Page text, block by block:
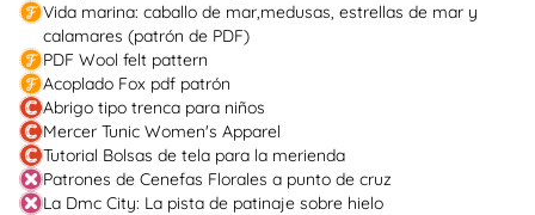
Vida marina: caballo de mar,medusas, estrellas de mar y
calamares (patrón de PDF)
PDF Wool felt pattern
Acoplado Fox pdf patrón
Abrigo tipo trenca para niños
Mercer Tunic Women's Apparel
Tutorial Bolsas de tela para la merienda
Patrones de Cenefas Florales a punto de cruz
La Dmc City: La pista de patinaje sobre hielo